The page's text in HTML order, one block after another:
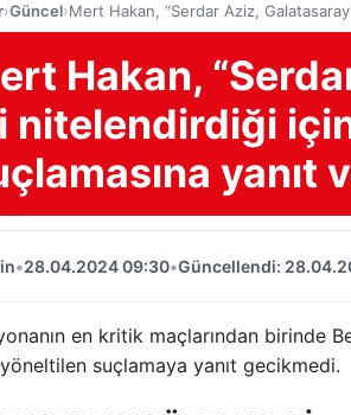
›Güncel›Mert Hakan, “Serdar Aziz,
Hakan,
nitelendirdiği için
yanıt
•28.04.2024 09:30•Güncellendi:
en kritik maçlarından birinde
suçlamaya yanıt gecikmedi.